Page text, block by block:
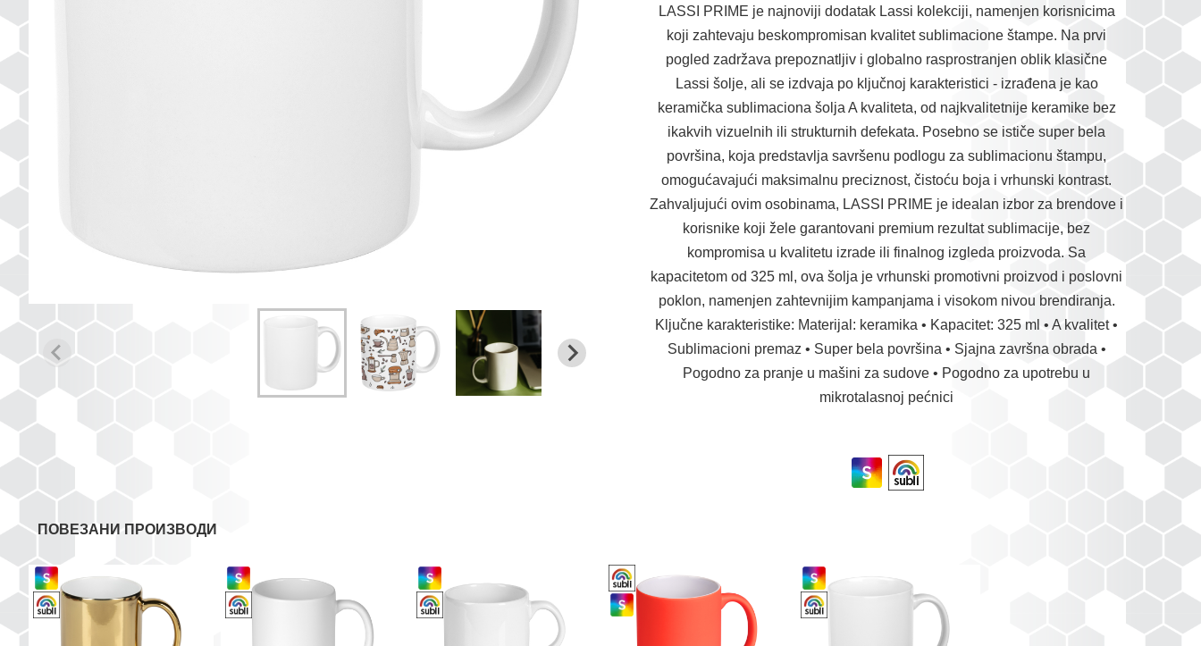
LASSI PRIME je najnoviji dodatak Lassi kolekciji, namenjen korisnicima
koji zahtevaju beskompromisan kvalitet sublimacione štampe. Na prvi
pogled zadržava prepoznatljiv i globalno rasprostranjen oblik klasične
Lassi šolje, ali se izdvaja po ključnoj karakteristici - izrađena je kao
keramička sublimaciona šolja A kvaliteta, od najkvalitetnije keramike bez
ikakvih vizuelnih ili strukturnih defekata. Posebno se ističe super bela
površina, koja predstavlja savršenu podlogu za sublimacionu štampu,
omogućavajući maksimalnu preciznost, čistoću boja i vrhunski kontrast.
Zahvaljujući ovim osobinama, LASSI PRIME je idealan izbor za brendove i
korisnike koji žele garantovani premium rezultat sublimacije, bez
kompromisa u kvalitetu izrade ili finalnog izgleda proizvoda. Sa
kapacitetom od 325 ml, ova šolja je vrhunski promotivni proizvod i poslovni
poklon, namenjen zahtevnijim kampanjama i visokom nivou brendiranja.
Ključne karakteristike: Materijal: keramika • Kapacitet: 325 ml • A kvalitet •
Sublimacioni premaz • Super bela površina • Sjajna završna obrada •
Pogodno za pranje u mašini za sudove • Pogodno za upotrebu u
mikrotalasnoj pećnici
ПОВЕЗАНИ ПРОИЗВОДИ